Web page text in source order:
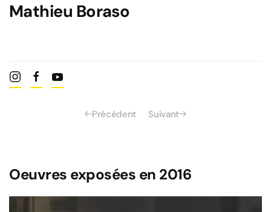
Mathieu Boraso
Précédent Suivant
Oeuvres exposées en 2016